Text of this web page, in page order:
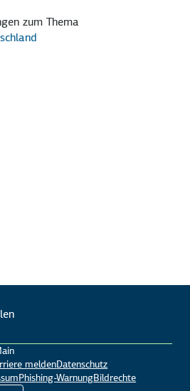
zum Thema
meldenDatenschutz
Phishing-WarnungBildrechte